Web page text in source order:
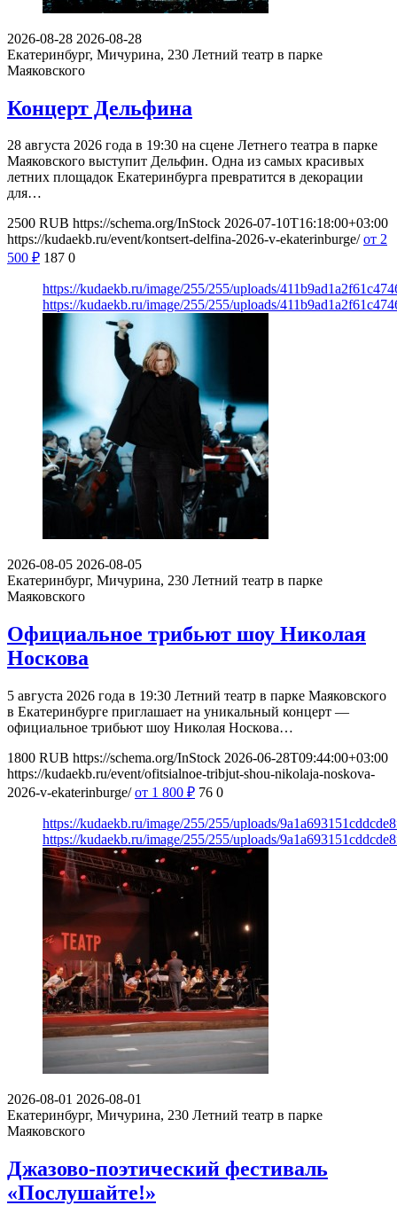
2026-08-28 2026-08-28
Екатеринбург, Мичурина, 230 Летний театр в парке
Маяковского
Концерт Дельфина
28 августа 2026 года в 19:30 на сцене Летнего театра в парке
Маяковского выступит Дельфин. Одна из самых красивых
летних площадок Екатеринбурга превратится в декорации
для…
2500 RUB https://schema.org/InStock 2026-07-10T16:18:00+03:00
https://kudaekb.ru/event/kontsert-delfina-2026-v-ekaterinburge/ от 2
500 ₽ 187 0
https://kudaekb.ru/image/255/255/uploads/
https://kudaekb.ru/image/255/255/uploads/
2026-08-05 2026-08-05
Екатеринбург, Мичурина, 230 Летний театр в парке
Маяковского
Официальное трибьют шоу Николая
Носкова
5 августа 2026 года в 19:30 Летний театр в парке Маяковского
в Екатеринбурге приглашает на уникальный концерт —
официальное трибьют шоу Николая Носкова…
1800 RUB https://schema.org/InStock 2026-06-28T09:44:00+03:00
https://kudaekb.ru/event/ofitsialnoe-tribjut-shou-nikolaja-noskova-
2026-v-ekaterinburge/ от 1 800 ₽ 76 0
https://kudaekb.ru/image/255/255/uploads/
https://kudaekb.ru/image/255/255/uploads/
2026-08-01 2026-08-01
Екатеринбург, Мичурина, 230 Летний театр в парке
Маяковского
Джазово-поэтический фестиваль
«Послушайте!»